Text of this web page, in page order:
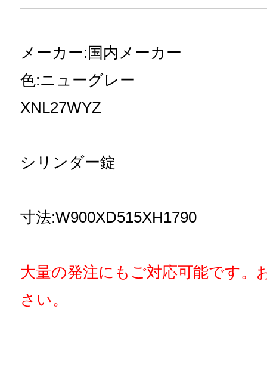
メーカー:国内メーカー
色:ニューグレー
XNL27WYZ
シリンダー錠
寸法:W900XD515XH1790
大量の発注にもご対応可能です。
さい。